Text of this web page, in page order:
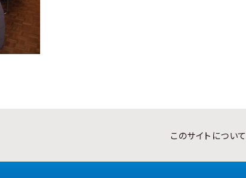
このサイトについて